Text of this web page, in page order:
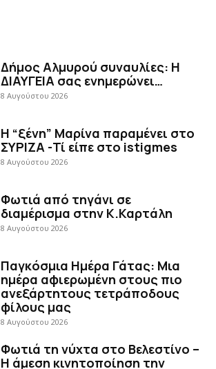
Δήμος Αλμυρού συναυλίες: Η
ΔΙΑΥΓΕΙΑ σας ενημερώνει…
8 Αυγούστου 2026
Η “ξένη” Μαρίνα παραμένει στο
ΣΥΡΙΖΑ -Τί είπε στο istigmes
8 Αυγούστου 2026
Φωτιά από τηγάνι σε
διαμέρισμα στην Κ.Καρτάλη
8 Αυγούστου 2026
Παγκόσμια Ημέρα Γάτας: Μια
ημέρα αφιερωμένη στους πιο
ανεξάρτητους τετράποδους
φίλους μας
8 Αυγούστου 2026
Φωτιά τη νύχτα στο Βελεστίνο –
Η άμεση κινητοποίηση την